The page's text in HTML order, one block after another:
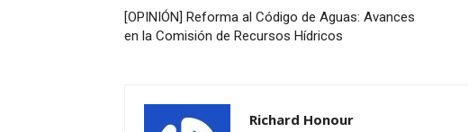
[OPINIÓN] Reforma al Código de Aguas: Avances
en la Comisión de Recursos Hídricos
Richard Honour